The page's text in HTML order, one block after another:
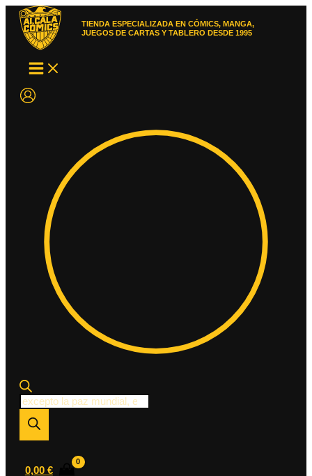
contenido
TIENDA ESPECIALIZADA EN CÓMICS, MANGA,
JUEGOS DE CARTAS Y TABLERO DESDE 1995
Búsqueda
de
productos
0,00 €